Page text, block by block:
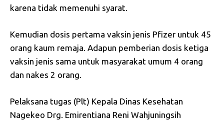
karena tidak memenuhi syarat.
Kemudian dosis pertama vaksin jenis Pfizer untuk 45
orang kaum remaja. Adapun pemberian dosis ketiga
vaksin jenis sama untuk masyarakat umum 4 orang
dan nakes 2 orang.
Pelaksana tugas (Plt) Kepala Dinas Kesehatan
Nagekeo Drg. Emirentiana Reni Wahjuningsih